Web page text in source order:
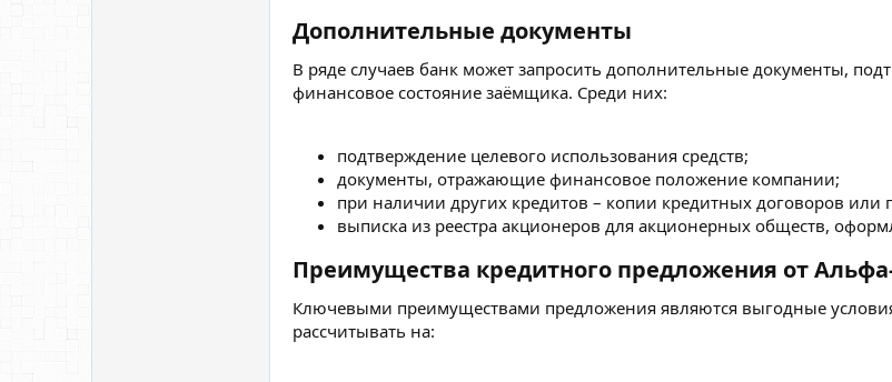
Дополнительные документы​
В ряде случаев банк может запросить дополнительные документы,
финансовое состояние заёмщика. Среди них:
подтверждение целевого использования средств;
документы, отражающие финансовое положение компании;
при наличии других кредитов – копии кредитных договоров или
выписка из реестра акционеров для акционерных обществ,
Преимущества кредитного предложения от
Ключевыми преимуществами предложения являются выгодные
рассчитывать на: